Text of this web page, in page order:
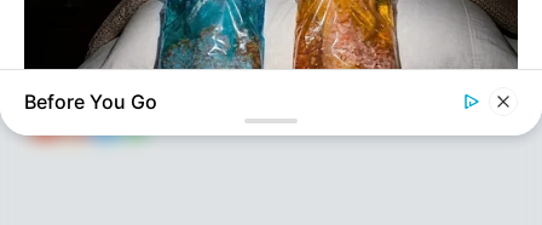
Before You Go